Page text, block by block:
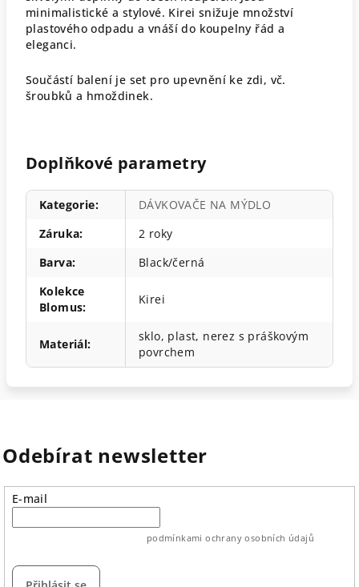
minimalistické a stylové. Kirei snižuje množství
plastového odpadu a vnáší do koupelny řád a
eleganci.
Součástí balení je set pro upevnění ke zdi, vč.
šroubků a hmoždinek.
Doplňkové parametry
Kategorie:
DÁVKOVAČE NA MÝDLO
Záruka:
2 roky
Barva:
Black/černá
Kolekce
Blomus:
Kirei
Materiál:
sklo, plast, nerez s práškovým
povrchem
Odebírat newsletter
E-mail
podmínkami ochrany osobních údajů